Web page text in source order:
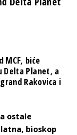
MCF, biće
Delta Planet, a
Rakovica i
ostale
bioskop